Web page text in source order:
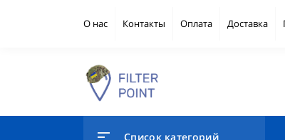
О нас Контакты Оплата Доставка
Список категорий